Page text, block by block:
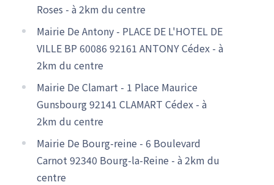
Roses - à 2km du centre
Mairie De Antony - PLACE DE L'HOTEL DE
VILLE BP 60086 92161 ANTONY Cédex - à
2km du centre
Mairie De Clamart - 1 Place Maurice
Gunsbourg 92141 CLAMART Cédex - à
2km du centre
Mairie De Bourg-reine - 6 Boulevard
Carnot 92340 Bourg-la-Reine - à 2km du
centre